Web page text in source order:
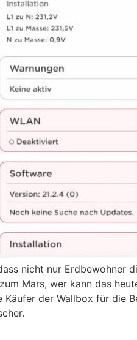
nicht nur Erdbewohner
Mars, wer kann das
der Wallbox für die